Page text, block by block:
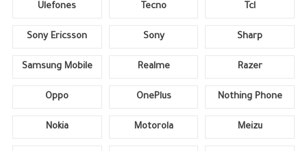
Ulefones Tecno Tcl
Sony Ericsson Sony Sharp
Samsung Mobile Realme Razer
Oppo OnePlus Nothing Phone
Nokia Motorola Meizu